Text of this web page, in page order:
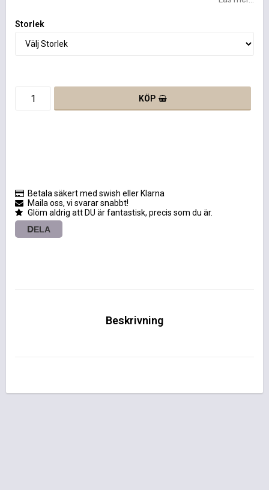
Storlek
KÖP
Betala säkert med swish eller Klarna
Maila oss, vi svarar snabbt!
Glöm aldrig att DU är fantastisk, precis som du är.
DELA
Beskrivning